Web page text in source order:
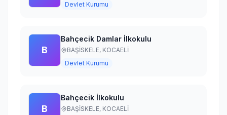
Devlet Kurumu
B
Bahçecik Damlar İlkokulu
BAŞİSKELE, KOCAELİ
Devlet Kurumu
B
Bahçecik İlkokulu
BAŞİSKELE, KOCAELİ